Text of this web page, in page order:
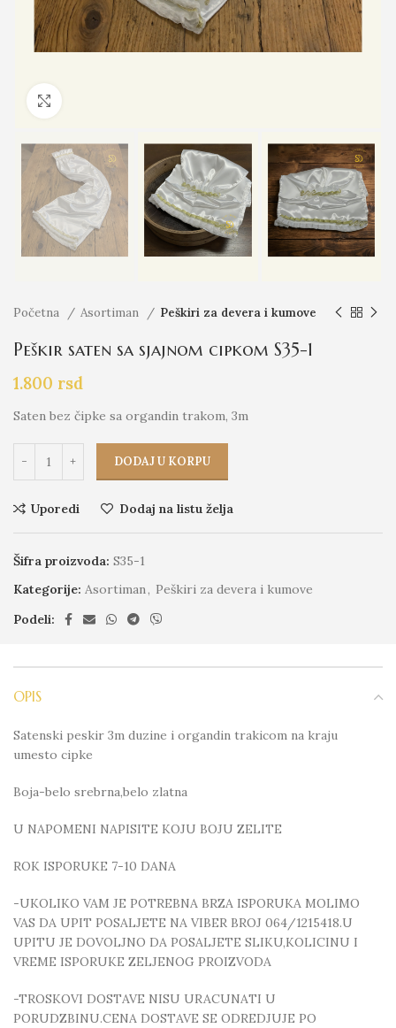
Početna Asortiman Peškiri za devera i kumove
Peškir saten sa sjajnom cipkom S35-1
1.800 rsd
Saten bez čipke sa organdin trakom, 3m
DODAJ U KORPU
Uporedi Dodaj na listu želja
Šifra proizvoda: S35-1
Kategorije: Asortiman, Peškiri za devera i kumove
Podeli:
OPIS
Satenski peskir 3m duzine i organdin trakicom na kraju
umesto cipke
Boja-belo srebrna,belo zlatna
U NAPOMENI NAPISITE KOJU BOJU ZELITE
ROK ISPORUKE 7-10 DANA
-UKOLIKO VAM JE POTREBNA BRZA ISPORUKA MOLIMO
VAS DA UPIT POSALJETE NA VIBER BROJ 064/1215418.U
UPITU JE DOVOLJNO DA POSALJETE SLIKU,KOLICINU I
VREME ISPORUKE ZELJENOG PROIZVODA
-TROSKOVI DOSTAVE NISU URACUNATI U
PORUDZBINU.CENA DOSTAVE SE ODREDJUJE PO